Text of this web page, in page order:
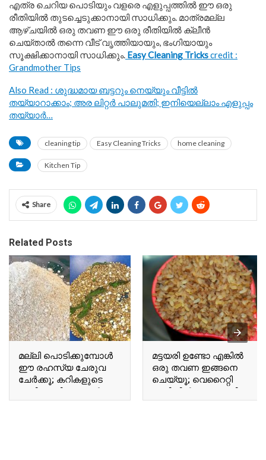
എത്ര ചെറിയ പൊടിയും വളരെ എളുപ്പത്തിൽ ഈ ഒരു
രീതിയിൽ തുടച്ചെടുക്കാനായി സാധിക്കും. മാത്രമല്ല
ആഴ്ചയിൽ ഒരു തവണ ഈ ഒരു രീതിയിൽ ക്ലീൻ
ചെയ്താൽ തന്നെ വീട് വൃത്തിയായും, ഭംഗിയായും
സൂക്ഷിക്കാനായി സാധിക്കും. Easy Cleaning Trickscredit :
Grandmother Tips
Also Read : ശുദ്ധമായ ബട്ടറും നെയ്യും വീട്ടിൽ
തയ്യാറാക്കാം; അര ലിറ്റർ പാലുമതി; ഇനിയെല്ലാം എളുപ്പം
തയ്യാർ…
cleaning tip Easy Cleaning Tricks home cleaning
Kitchen Tip
Share
Related Posts
മല്ലി പൊടിക്കുമ്പോൾ
ഈ രഹസ്യ ചേരുവ
ചേർക്കൂ; കറികളുടെ
രുചി ഇരട്ടിയാക്കാൻ
ഇതൊന്ന് മതി; ഇത്
മട്ടയരി ഉണ്ടോ എങ്കിൽ
ഒരു തവണ ഇങ്ങനെ
ചെയ്യൂ; വെറൈറ്റി
രുചിയിൽ ഒരു റൊട്ടി;
ഇതൊന്ന് പരീക്ഷിക്കൂ..!! |